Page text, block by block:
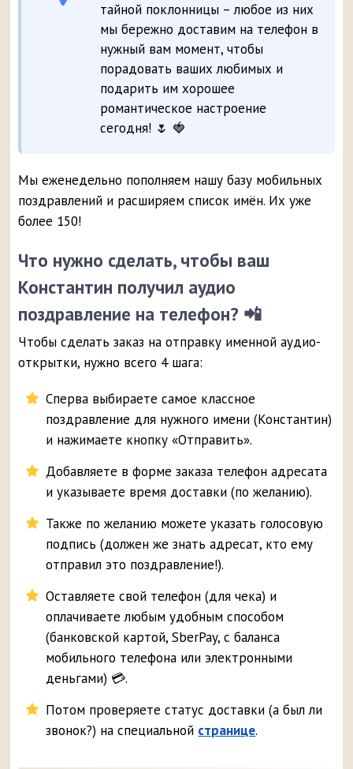
тайной поклонницы – любое из них
мы бережно доставим на телефон в
нужный вам момент, чтобы
порадовать ваших любимых и
подарить им хорошее
романтическое настроение
сегодня! 🌷 🍓
Мы еженедельно пополняем нашу базу мобильных
поздравлений и расширяем список имён. Их уже
более 150!
Что нужно сделать, чтобы ваш
Константин получил аудио
поздравление на телефон? 📲
Чтобы сделать заказ на отправку именной аудио-
открытки, нужно всего 4 шага:
Сперва выбираете самое классное
поздравление для нужного имени (Константин)
и нажимаете кнопку «Отправить».
Добавляете в форме заказа телефон адресата
и указываете время доставки (по желанию).
Также по желанию можете указать голосовую
подпись (должен же знать адресат, кто ему
отправил это поздравление!).
Оставляете свой телефон (для чека) и
оплачиваете любым удобным способом
(банковской картой, SberPay, с баланса
мобильного телефона или электронными
деньгами) 💳.
Потом проверяете статус доставки (а был ли
звонок?) на специальной странице.